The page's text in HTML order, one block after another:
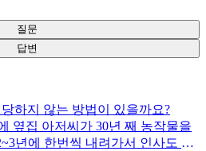
질문
답변
하지 않는 방법이 있을까요?
옆집 아저씨가 30년 째 농작물을
년에 한번씩 내려가서 인사도 드